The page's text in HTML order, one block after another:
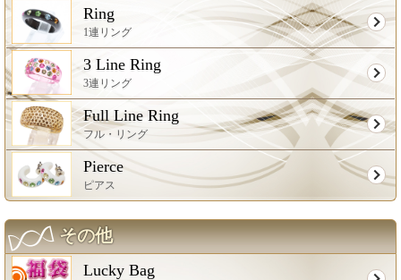
Ring
1連リング
3 Line Ring
3連リング
Full Line Ring
フル・リング
Pierce
ピアス
その他
Lucky Bag